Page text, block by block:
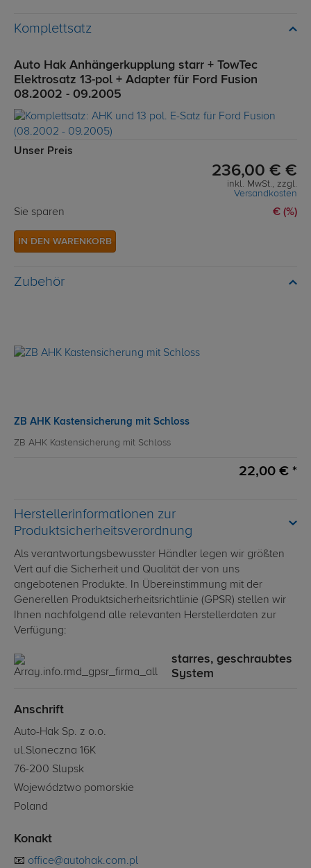
Komplettsatz
Auto Hak Anhängerkupplung starr + TowTec
Elektrosatz 13-pol + Adapter für Ford Fusion
08.2002 - 09.2005
Unser Preis
236,00 € €
inkl. MwSt., zzgl.
Versandkosten
Sie sparen € (%)
IN DEN WARENKORB
Zubehör
ZB AHK Kastensicherung mit Schloss
ZB AHK Kastensicherung mit Schloss
22,00 € *
Herstellerinformationen zur
Produktsicherheitsverordnung
Als verantwortungsbewusster Händler legen wir größten
Vert auf die Sicherheit und Qualität der von uns
angebotenen Produkte. In Übereinstimmung mit der
Generellen Produktsicherheitsrichtlinie (GPSR) stellen wir
Ihnen nachfolgend alle relevanten Herstellerdaten zur
Verfügung:
starres, geschraubtes
System
Anschrift
Auto-Hak Sp. z o.o.
ul.Sloneczna 16K
76-200 Slupsk
Województwo pomorskie
Poland
Konakt
📧 office@autohak.com.pl